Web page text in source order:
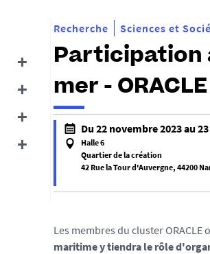
Recherche Sciences et
Participation
mer - ORACLE
Du 22 novembre 2023 au
Halle 6
Quartier de la création
42 Rue la Tour d'Auvergne, 44200
f
l
s
Les membres du cluster
maritime y tiendra le rôle